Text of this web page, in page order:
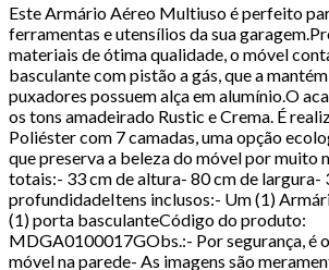
Este Armário Aéreo Multiuso é perfeito
ferramentas e utensílios da sua
materiais de ótima qualidade, o móvel
basculante com pistão a gás, que a
puxadores possuem alça em alumínio.O
os tons amadeirado Rustic e Crema. É
Poliéster com 7 camadas, uma opção
que preserva a beleza do móvel por muito
totais:- 33 cm de altura- 80 cm de largura-
profundidadeItens inclusos:- Um (1)
(1) porta basculanteCódigo do produto:
MDGA0100017GObs.:- Por segurança, é
móvel na parede- As imagens são